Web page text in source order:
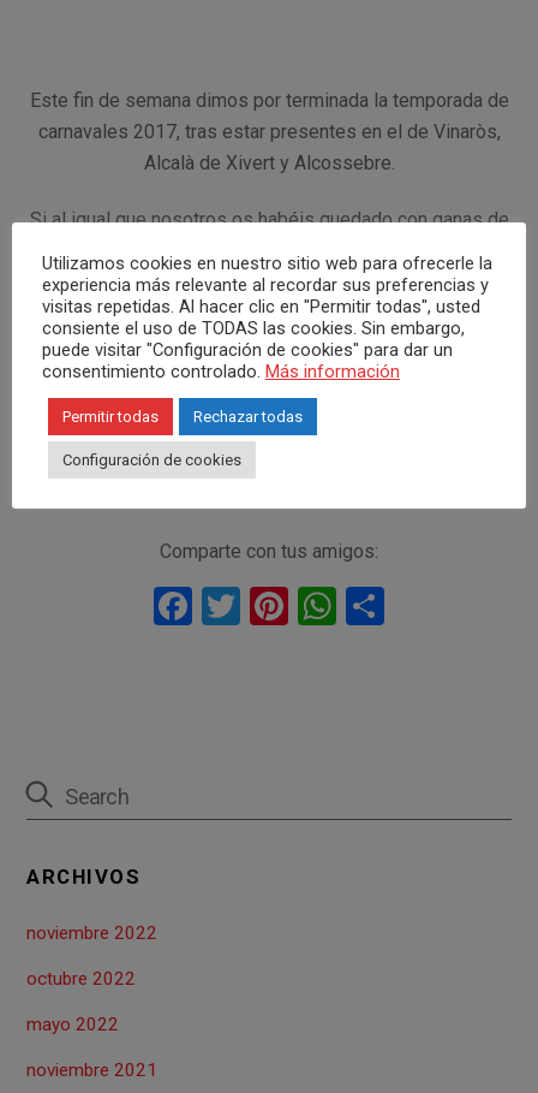
Este fin de semana dimos por terminada la temporada de
carnavales 2017, tras estar presentes en el de Vinaròs,
Alcalà de Xivert y Alcossebre.
Si al igual que nosotros os habéis quedado con ganas de
más, aquí os dejamos nuestra visión del carnaval de
Vinaròs y en concreto de la reina Paula Boix Ferriols de la
comparsa Samba Pa mi.
Y por supuesto queríamos agradecer a Alba
Esteve estilista y a Sara Febrer Make Up + Art, por
dejarnos capturar estos momentos de preparación, que
sin duda alguna son la esencia de estos días, ya que sin
Comparte con tus amigos:
F
T Pi W
ARCHIVOS
noviembre 2022
octubre 2022
mayo 2022
noviembre 2021
Utilizamos cookies en nuestro sitio web para ofrecerle la
experiencia más relevante al recordar sus preferencias y
visitas repetidas. Al hacer clic en "Permitir todas", usted
consiente el uso de TODAS las cookies. Sin embargo,
puede visitar "Configuración de cookies" para dar un
consentimiento controlado. Más información
Permitir todas Rechazar todas
Configuración de cookies